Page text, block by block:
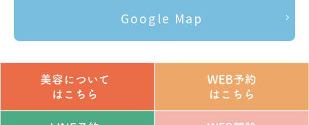
Google Map
© 南流山内視鏡おなかクリニック